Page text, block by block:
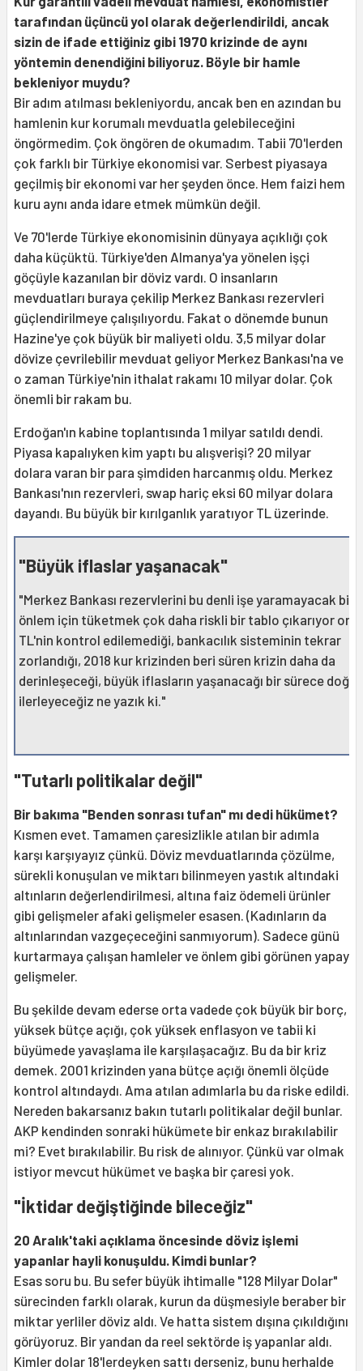
tarafından üçüncü yol olarak değerlendirildi, ancak
sizin de ifade ettiğiniz gibi 1970 krizinde de aynı
yöntemin denendiğini biliyoruz. Böyle bir hamle
bekleniyor muydu?
Bir adım atılması bekleniyordu, ancak ben en azından bu
hamlenin kur korumalı mevduatla gelebileceğini
öngörmedim. Çok öngören de okumadım. Tabii 70'lerden
çok farklı bir Türkiye ekonomisi var. Serbest piyasaya
geçilmiş bir ekonomi var her şeyden önce. Hem faizi hem
kuru aynı anda idare etmek mümkün değil.
Ve 70'lerde Türkiye ekonomisinin dünyaya açıklığı çok
daha küçüktü. Türkiye'den Almanya'ya yönelen işçi
göçüyle kazanılan bir döviz vardı. O insanların
mevduatları buraya çekilip Merkez Bankası rezervleri
güçlendirilmeye çalışılıyordu. Fakat o dönemde bunun
Hazine'ye çok büyük bir maliyeti oldu. 3,5 milyar dolar
dövize çevrilebilir mevduat geliyor Merkez Bankası'na ve
o zaman Türkiye'nin ithalat rakamı 10 milyar dolar. Çok
önemli bir rakam bu.
Erdoğan'ın kabine toplantısında 1 milyar satıldı dendi.
Piyasa kapalıyken kim yaptı bu alışverişi? 20 milyar
dolara varan bir para şimdiden harcanmış oldu. Merkez
Bankası'nın rezervleri, swap hariç eksi 60 milyar dolara
dayandı. Bu büyük bir kırılganlık yaratıyor TL üzerinde.
"Büyük iflaslar yaşanacak"
"Merkez Bankası rezervlerini bu denli işe yaramayacak bir
önlem için tüketmek çok daha riskli bir tablo çıkarıyor
TL'nin kontrol edilemediği, bankacılık sisteminin tekrar
zorlandığı, 2018 kur krizinden beri süren krizin daha da
derinleşeceği, büyük iflasların yaşanacağı bir sürece doğru
ilerleyeceğiz ne yazık ki."
"Tutarlı politikalar değil"
Bir bakıma "Benden sonrası tufan" mı dedi hükümet?
Kısmen evet. Tamamen çaresizlikle atılan bir adımla
karşı karşıyayız çünkü. Döviz mevduatlarında çözülme,
sürekli konuşulan ve miktarı bilinmeyen yastık altındaki
altınların değerlendirilmesi, altına faiz ödemeli ürünler
gibi gelişmeler afaki gelişmeler esasen. (Kadınların da
altınlarından vazgeçeceğini sanmıyorum). Sadece günü
kurtarmaya çalışan hamleler ve önlem gibi görünen yapay
gelişmeler.
Bu şekilde devam ederse orta vadede çok büyük bir borç,
yüksek bütçe açığı, çok yüksek enflasyon ve tabii ki
büyümede yavaşlama ile karşılaşacağız. Bu da bir kriz
demek. 2001 krizinden yana bütçe açığı önemli ölçüde
kontrol altındaydı. Ama atılan adımlarla bu da riske edildi.
Nereden bakarsanız bakın tutarlı politikalar değil bunlar.
AKP kendinden sonraki hükümete bir enkaz bırakılabilir
mi? Evet bırakılabilir. Bu risk de alınıyor. Çünkü var olmak
istiyor mevcut hükümet ve başka bir çaresi yok.
"İktidar değiştiğinde bileceğiz"
20 Aralık'taki açıklama öncesinde döviz işlemi
yapanlar hayli konuşuldu. Kimdi bunlar?
Esas soru bu. Bu sefer büyük ihtimalle "128 Milyar Dolar"
sürecinden farklı olarak, kurun da düşmesiyle beraber bir
miktar yerliler döviz aldı. Ve hatta sistem dışına çıkıldığını
görüyoruz. Bir yandan da reel sektörde iş yapanlar aldı.
Kimler dolar 18'lerdeyken sattı derseniz, bunu herhalde